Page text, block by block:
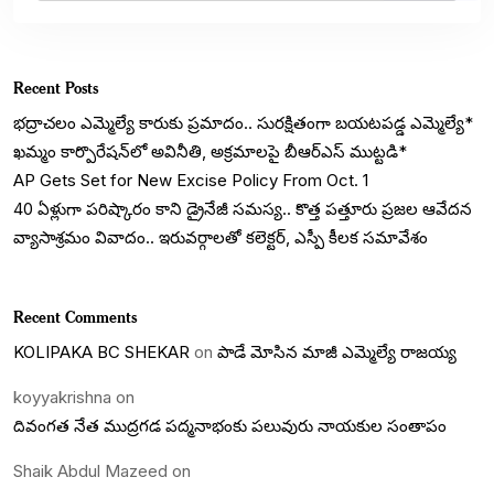
Recent Posts
భద్రాచలం ఎమ్మెల్యే కారుకు ప్రమాదం.. సురక్షితంగా బయటపడ్డ ఎమ్మెల్యే*
ఖమ్మం కార్పొరేషన్‌లో అవినీతి, అక్రమాలపై బీఆర్ఎస్ ముట్టడి*
AP Gets Set for New Excise Policy From Oct. 1
40 ఏళ్లుగా పరిష్కారం కాని డ్రైనేజీ సమస్య.. కొత్త పత్తూరు ప్రజల ఆవేదన
వ్యాసాశ్రమం వివాదం.. ఇరువర్గాలతో కలెక్టర్, ఎస్పీ కీలక సమావేశం
Recent Comments
KOLIPAKA BC SHEKAR on పాడే మోసిన మాజీ ఎమ్మెల్యే రాజయ్య
koyyakrishna on
దివంగత నేత ముద్రగడ పద్మనాభంకు పలువురు నాయకుల సంతాపం
Shaik Abdul Mazeed on